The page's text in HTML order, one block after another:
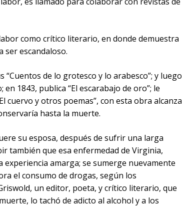
como crítico literario, en donde demuestra
ser escandaloso.
“Cuentos de lo grotesco y lo arabesco”; y luego
1843, publica “El escarabajo de oro”; le
cuervo y otros poemas”, con esta obra alcanza
hasta la muerte.
su esposa, después de sufrir una larga
también que esa enfermedad de Virginia,
amarga; se sumerge nuevamente
el consumo de drogas, según los
un editor, poeta, y crítico literario, que
lo tachó de adicto al alcohol y a los